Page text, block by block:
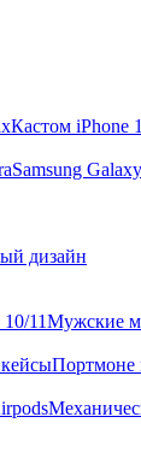
Кастом iPhone
Samsung
дизайн
11Мужские
Портмоне